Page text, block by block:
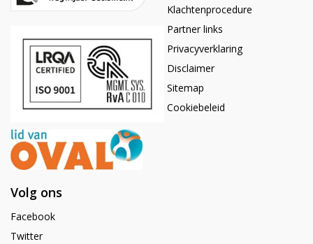
Klachtenprocedure
Partner links
Privacyverklaring
Disclaimer
Sitemap
Cookiebeleid
Volg ons
Facebook
Twitter